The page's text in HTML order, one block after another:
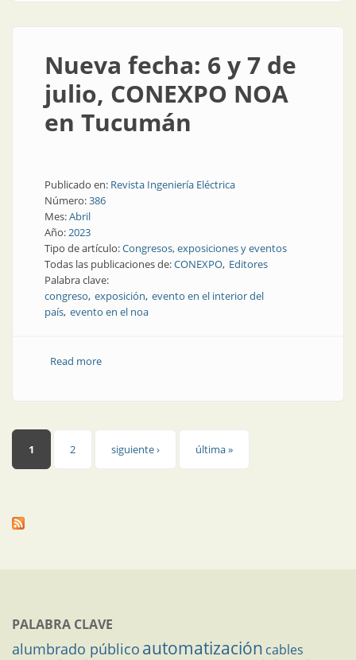
Nueva fecha: 6 y 7 de
julio, CONEXPO NOA
en Tucumán
Publicado en: Revista Ingeniería Eléctrica
Número:386
Mes:Abril
Año:2023
Tipo de artículo:Congresos, exposiciones y eventos
Todas las publicaciones de:CONEXPO Editores
Palabra clave:
congreso exposición evento en el interior del
país evento en el noa
Read moreabout Nueva fecha: 6 y 7 de julio, CONEXPO NOA en
Páginas
1 2 siguiente › última »
PALABRA CLAVE
alumbrado público automatización cables